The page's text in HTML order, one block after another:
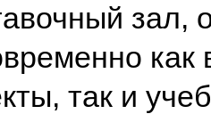
зал,
как
так и